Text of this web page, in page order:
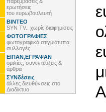
ερωτήσεις
του ευρωβουλευτή
ΒΙΝΤΕΟ
SYN TV.. χωρίς διαφημίσεις
ΦΩΤΟΓΡΑΦΙΕΣ
φωτογραφικά στιγμιότυπα,
συλλογές
ΕΙΠΑΝ,ΕΓΡΑΨΑΝ
ομιλίες, συνεντεύξεις &
άρθρα
ΣΥΝδέσεις
άλλες διευθύνσεις στο
Διαδίκτυο